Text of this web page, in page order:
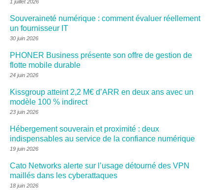
1 juillet 2026
Souveraineté numérique : comment évaluer réellement
un fournisseur IT
30 juin 2026
PHONER Business présente son offre de gestion de
flotte mobile durable
24 juin 2026
Kissgroup atteint 2,2 M€ d’ARR en deux ans avec un
modèle 100 % indirect
23 juin 2026
Hébergement souverain et proximité : deux
indispensables au service de la confiance numérique
19 juin 2026
Cato Networks alerte sur l’usage détourné des VPN
maillés dans les cyberattaques
18 juin 2026